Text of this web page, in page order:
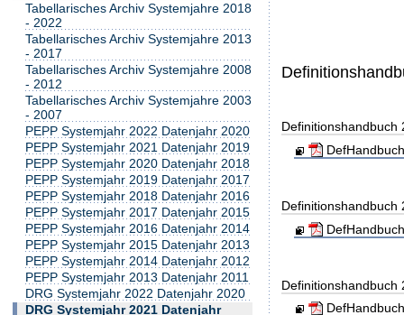
Definitionshandbuch
Definitionshandbuch
Definitionshandbuch
Tabellarisches Archiv Systemjahre 2018
- 2022
Tabellarisches Archiv Systemjahre 2013
- 2017
Tabellarisches Archiv Systemjahre 2008
- 2012
Tabellarisches Archiv Systemjahre 2003
- 2007
PEPP Systemjahr 2022 Datenjahr 2020
PEPP Systemjahr 2021 Datenjahr 2019
PEPP Systemjahr 2020 Datenjahr 2018
PEPP Systemjahr 2019 Datenjahr 2017
PEPP Systemjahr 2018 Datenjahr 2016
PEPP Systemjahr 2017 Datenjahr 2015
PEPP Systemjahr 2016 Datenjahr 2014
PEPP Systemjahr 2015 Datenjahr 2013
PEPP Systemjahr 2014 Datenjahr 2012
PEPP Systemjahr 2013 Datenjahr 2011
DRG Systemjahr 2022 Datenjahr 2020
DRG Systemjahr 2021 Datenjahr